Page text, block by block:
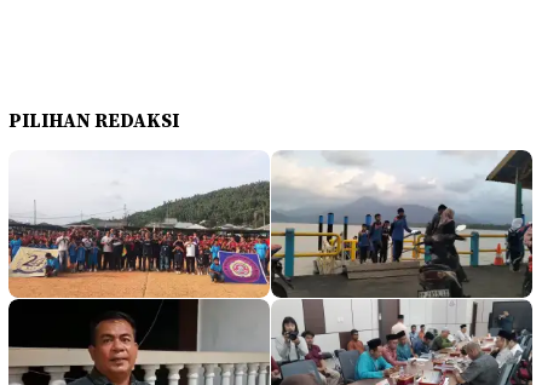
PILIHAN REDAKSI